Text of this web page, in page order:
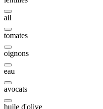
ail
tomates
oignons
eau
avocats
huile d'olive